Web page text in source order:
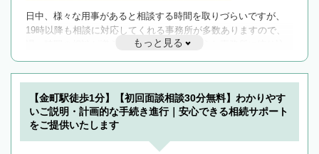
日中、様々な用事があると相談する時間を取りづらいですが、
19時以降も相談に対応してくれる事務所が多数ありますので、
遅い時間の相談が増えそうな場合はそのような事務所に絞り込
んで検索してみましょう。
19時以降TEL可の条件
を加えて再検索
もっと見る
【金町駅徒歩1分】【初回面談相談30分無料】わかりやす
いご説明・計画的な手続き進行｜安心できる相続サポート
をご提供いたします